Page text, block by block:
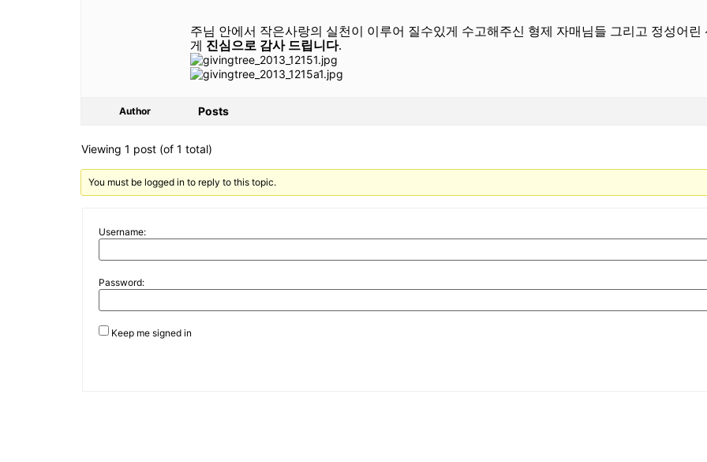
주님 안에서 작은사랑의 실천이 이루어 질수있게 수고해주신 형제 자매님들 그리고 정성어
게 진심으로 감사 드립니다.
Author Posts
Viewing 1 post (of 1 total)
You must be logged in to reply to this topic.
Username:
Password:
Keep me signed in